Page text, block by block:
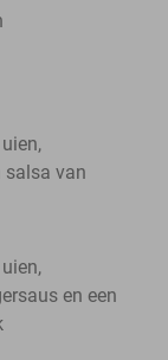
salsa van
en een